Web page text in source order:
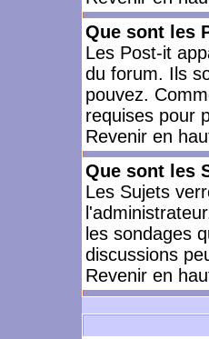
Que sont les
Les Post-it
du forum. Ils
pouvez.
requises pour
Revenir en
Que sont les
Les Sujets
les sondages
discussions
Revenir en